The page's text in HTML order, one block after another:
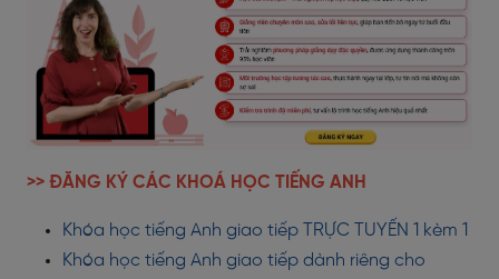
>> ĐĂNG KÝ CÁC KHOÁ HỌC TIẾNG ANH
Khóa học tiếng Anh giao tiếp TRỰC TUYẾN 1 kèm 1
Khóa học tiếng Anh giao tiếp dành riêng cho